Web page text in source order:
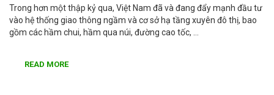
Trong hơn một thập kỷ qua, Việt Nam đã và đang đẩy mạnh đầu tư
vào hệ thống giao thông ngầm và cơ sở hạ tầng xuyên đô thị, bao
gồm các hầm chui, hầm qua núi, đường cao tốc, …
READ MORE